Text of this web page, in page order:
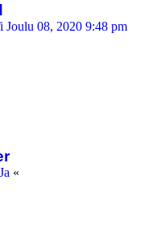
Joulu 08, 2020 9:48 pm
«